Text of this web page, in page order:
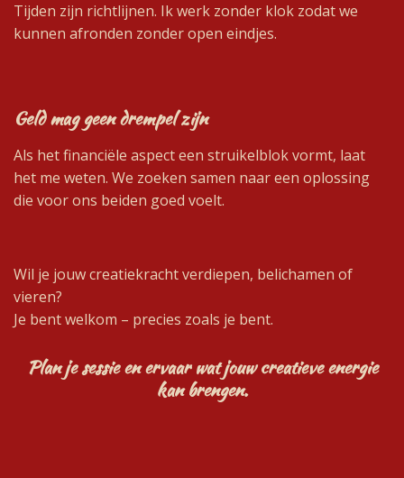
Tijden zijn richtlijnen. Ik werk zonder klok zodat we
kunnen afronden zonder open eindjes.
Geld mag geen drempel zijn
Als het financiële aspect een struikelblok vormt, laat
het me weten. We zoeken samen naar een oplossing
die voor ons beiden goed voelt.
Wil je jouw creatiekracht verdiepen, belichamen of
vieren?
Je bent welkom – precies zoals je bent.
Plan je sessie en ervaar wat jouw creatieve energie
kan brengen.